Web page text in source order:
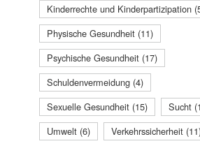
Kinderrechte und Kinderpartizipation
Physische Gesundheit (11)
Psychische Gesundheit (17)
Schuldenvermeidung (4)
Sexuelle Gesundheit (15)
Sucht
Umwelt (6)
Verkehrssicherheit